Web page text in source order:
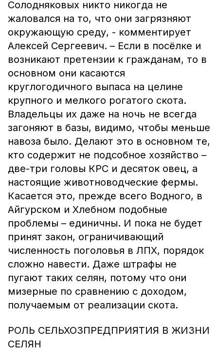
Солодняковых никто никогда не
жаловался на то, что они загрязняют
окружающую среду, - комментирует
Алексей Сергеевич. – Если в посёлке и
возникают претензии к гражданам, то в
основном они касаются
круглогодичного выпаса на целине
крупного и мелкого рогатого скота.
Владельцы их даже на ночь не всегда
загоняют в базы, видимо, чтобы меньше
навоза было. Делают это в основном те,
кто содержит не подсобное хозяйство –
две-три головы КРС и десяток овец, а
настоящие животноводческие фермы.
Касается это, прежде всего Водного, в
Айгурском и Хлебном подобные
проблемы – единичны. И пока не будет
принят закон, ограничивающий
численность поголовья в ЛПХ, порядок
сложно навести. Даже штрафы не
пугают таких селян, потому что они
мизерные по сравнению с доходом,
получаемым от реализации скота.
РОЛЬ СЕЛЬХОЗПРЕДПРИЯТИЯ В ЖИЗНИ
СЕЛЯН